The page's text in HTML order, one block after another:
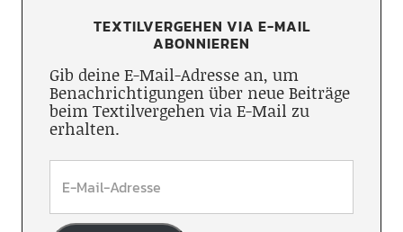
TEXTILVERGEHEN VIA E-MAIL
ABONNIEREN
Gib deine E-Mail-Adresse an, um
Benachrichtigungen über neue Beiträge
beim Textilvergehen via E-Mail zu
erhalten.